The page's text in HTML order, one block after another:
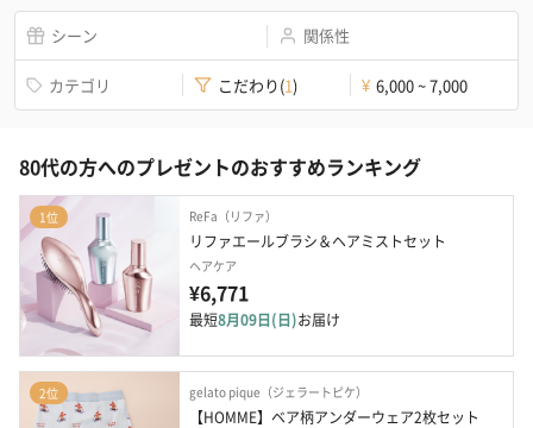
シーン 関係性
カテゴリ こだわり(1) ¥ 6,000 ~ 7,000
80代の方へのプレゼントのおすすめランキング
1位 ReFa（リファ）
リファエールブラシ＆ヘアミストセット
ヘアケア
¥6,771
最短8月09日(日)お届け
2位 gelato pique（ジェラートピケ）
【HOMME】ベア柄アンダーウェア2枚セット